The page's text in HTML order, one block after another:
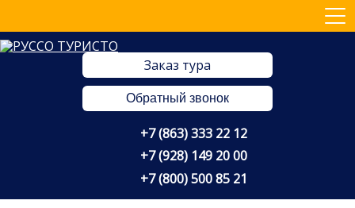
Заказ тура
Обратный звонок
+7 (863) 333 22 12
+7 (928) 149 20 00
+7 (800) 500 85 21